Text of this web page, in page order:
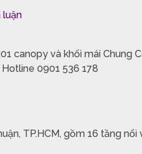
luận
canopy và khối mái Chung
Hotline 0901 536 178
TP.HCM, gồm 16 tầng nổi